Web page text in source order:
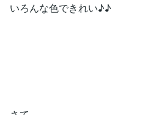
いろんな色できれい♪♪